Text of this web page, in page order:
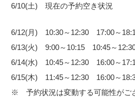
6/10(土) 現在の予約空き状況
6/12(月) 10:30～12:30 17:00～
6/13(火) 9:00～10:15 10:45～
6/14(水) 10:45～12:30 16:00～
6/15(木) 11:45～12:30 16:00～
※ 予約状況は変動する可能性がご